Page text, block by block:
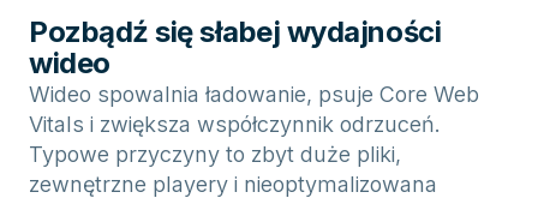
Pozbądź się słabej wydajności
wideo
Wideo spowalnia ładowanie, psuje Core Web
Vitals i zwiększa współczynnik odrzuceń.
Typowe przyczyny to zbyt duże pliki,
zewnętrzne playery i nieoptymalizowana